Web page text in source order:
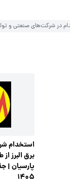
در شرکت‌های صنعتی و
استخدام
برق البرز
1405